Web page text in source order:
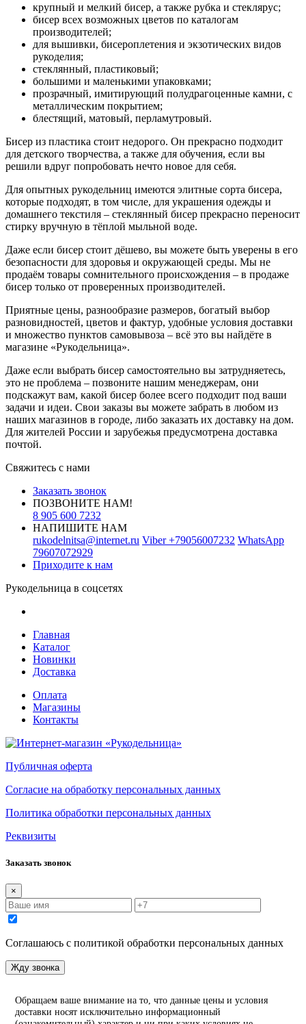
крупный и мелкий бисер, а также рубка и стеклярус;
бисер всех возможных цветов по каталогам
производителей;
для вышивки, бисероплетения и экзотических видов
рукоделия;
стеклянный, пластиковый;
большими и маленькими упаковками;
прозрачный, имитирующий полудрагоценные камни, с
металлическим покрытием;
блестящий, матовый, перламутровый.
Бисер из пластика стоит недорого. Он прекрасно подходит
для детского творчества, а также для обучения, если вы
решили вдруг попробовать нечто новое для себя.
Для опытных рукодельниц имеются элитные сорта бисера,
которые подходят, в том числе, для украшения одежды и
домашнего текстиля – стеклянный бисер прекрасно переносит
стирку вручную в тёплой мыльной воде.
Даже если бисер стоит дёшево, вы можете быть уверены в его
безопасности для здоровья и окружающей среды. Мы не
продаём товары сомнительного происхождения – в продаже
бисер только от проверенных производителей.
Приятные цены, разнообразие размеров, богатый выбор
разновидностей, цветов и фактур, удобные условия доставки
и множество пунктов самовывоза – всё это вы найдёте в
магазине «Рукодельница».
Даже если выбрать бисер самостоятельно вы затрудняетесь,
это не проблема – позвоните нашим менеджерам, они
подскажут вам, какой бисер более всего подходит под ваши
задачи и идеи. Свои заказы вы можете забрать в любом из
наших магазинов в городе, либо заказать их доставку на дом.
Для жителей России и зарубежья предусмотрена доставка
почтой.
Свяжитесь с нами
Заказать звонок
ПОЗВОНИТЕ НАМ!
8 905 600 7232
НАПИШИТЕ НАМ
rukodelnitsa@internet.ru Viber+79056007232 WhatsApp
79607072929
Приходите к нам
Рукодельница в соцсетях
Главная
Каталог
Новинки
Доставка
Оплата
Магазины
Контакты
Публичная оферта
Согласие на обработку персональных данных
Политика обработки персональных данных
Реквизиты
Заказать звонок
×
Соглашаюсь с политикой обработки персональных данных
Жду звонка
Обращаем ваше внимание на то, что данные цены и условия
доставки носят исключительно информационный